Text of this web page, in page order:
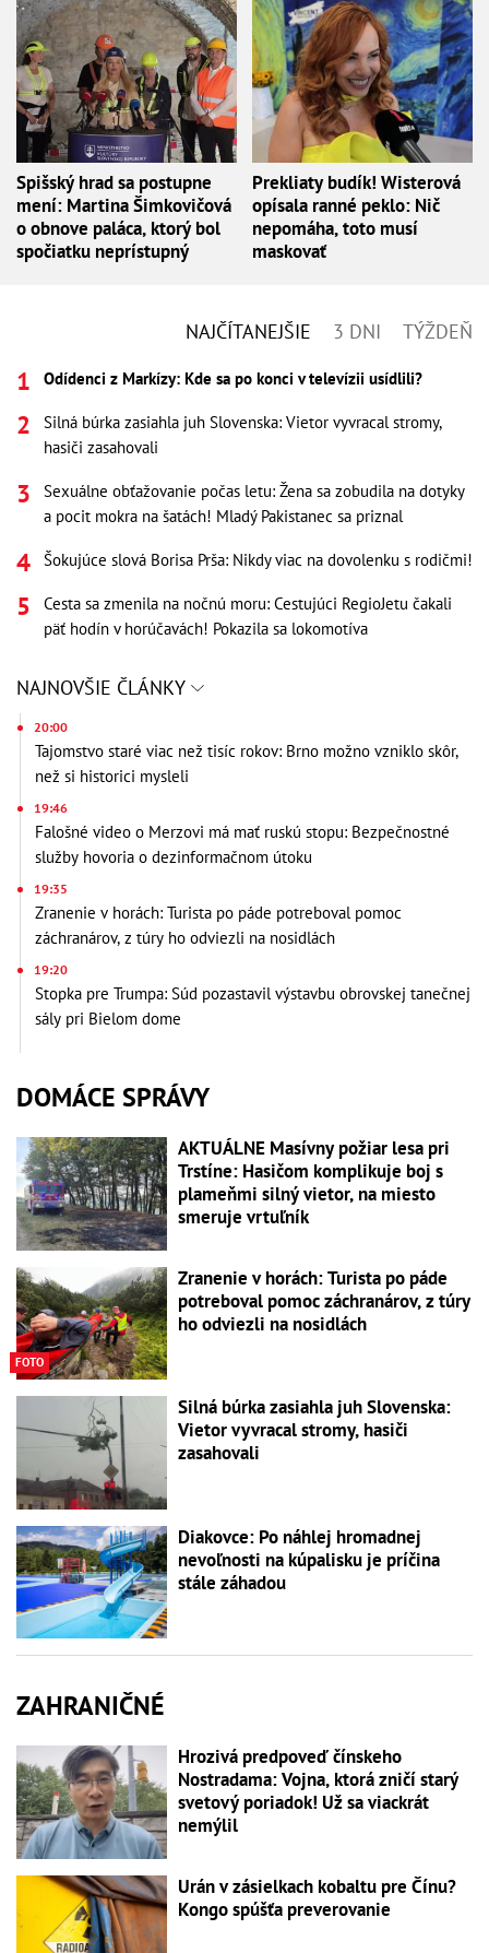
Spišský hrad sa postupne
mení: Martina Šimkovičová
o obnove paláca, ktorý bol
spočiatku neprístupný
Prekliaty budík! Wisterová
opísala ranné peklo: Nič
nepomáha, toto musí
maskovať
NAJČÍTANEJŠIE 3 DNI TÝŽDEŇ
Odídenci z Markízy: Kde sa po konci v televízii usídlili?
Silná búrka zasiahla juh Slovenska: Vietor vyvracal stromy,
hasiči zasahovali
Sexuálne obťažovanie počas letu: Žena sa zobudila na dotyky
a pocit mokra na šatách! Mladý Pakistanec sa priznal
Šokujúce slová Borisa Prša: Nikdy viac na dovolenku s rodičmi!
Cesta sa zmenila na nočnú moru: Cestujúci RegioJetu čakali
päť hodín v horúčavách! Pokazila sa lokomotíva
NAJNOVŠIE ČLÁNKY
20:00
Tajomstvo staré viac než tisíc rokov: Brno možno vzniklo skôr,
než si historici mysleli
19:46
Falošné video o Merzovi má mať ruskú stopu: Bezpečnostné
služby hovoria o dezinformačnom útoku
19:35
Zranenie v horách: Turista po páde potreboval pomoc
záchranárov, z túry ho odviezli na nosidlách
19:20
Stopka pre Trumpa: Súd pozastavil výstavbu obrovskej tanečnej
sály pri Bielom dome
DOMÁCE SPRÁVY
AKTUÁLNE Masívny požiar lesa pri
Trstíne: Hasičom komplikuje boj s
plameňmi silný vietor, na miesto
smeruje vrtuľník
FOTO
Zranenie v horách: Turista po páde
potreboval pomoc záchranárov, z túry
ho odviezli na nosidlách
Silná búrka zasiahla juh Slovenska:
Vietor vyvracal stromy, hasiči
zasahovali
Diakovce: Po náhlej hromadnej
nevoľnosti na kúpalisku je príčina
stále záhadou
ZAHRANIČNÉ
Hrozivá predpoveď čínskeho
Nostradama: Vojna, ktorá zničí starý
svetový poriadok! Už sa viackrát
nemýlil
Urán v zásielkach kobaltu pre Čínu?
Kongo spúšťa preverovanie